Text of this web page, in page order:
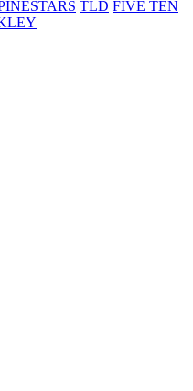
TLD FIVE TEN